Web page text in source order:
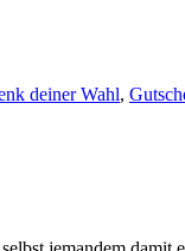
deiner Wahl,